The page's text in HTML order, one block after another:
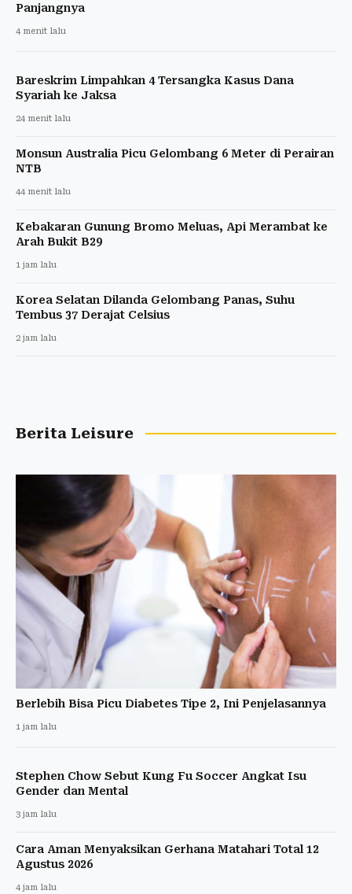
Panjangnya
4 menit lalu
Bareskrim Limpahkan 4 Tersangka Kasus Dana
Syariah ke Jaksa
24 menit lalu
Monsun Australia Picu Gelombang 6 Meter di Perairan
NTB
44 menit lalu
Kebakaran Gunung Bromo Meluas, Api Merambat ke
Arah Bukit B29
1 jam lalu
Korea Selatan Dilanda Gelombang Panas, Suhu
Tembus 37 Derajat Celsius
2 jam lalu
Berita Leisure
Berlebih Bisa Picu Diabetes Tipe 2, Ini Penjelasannya
1 jam lalu
Stephen Chow Sebut Kung Fu Soccer Angkat Isu
Gender dan Mental
3 jam lalu
Cara Aman Menyaksikan Gerhana Matahari Total 12
Agustus 2026
4 jam lalu